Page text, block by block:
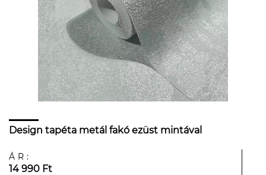
Design tapéta metál fakó ezüst mintával
ÁR:
14 990 Ft